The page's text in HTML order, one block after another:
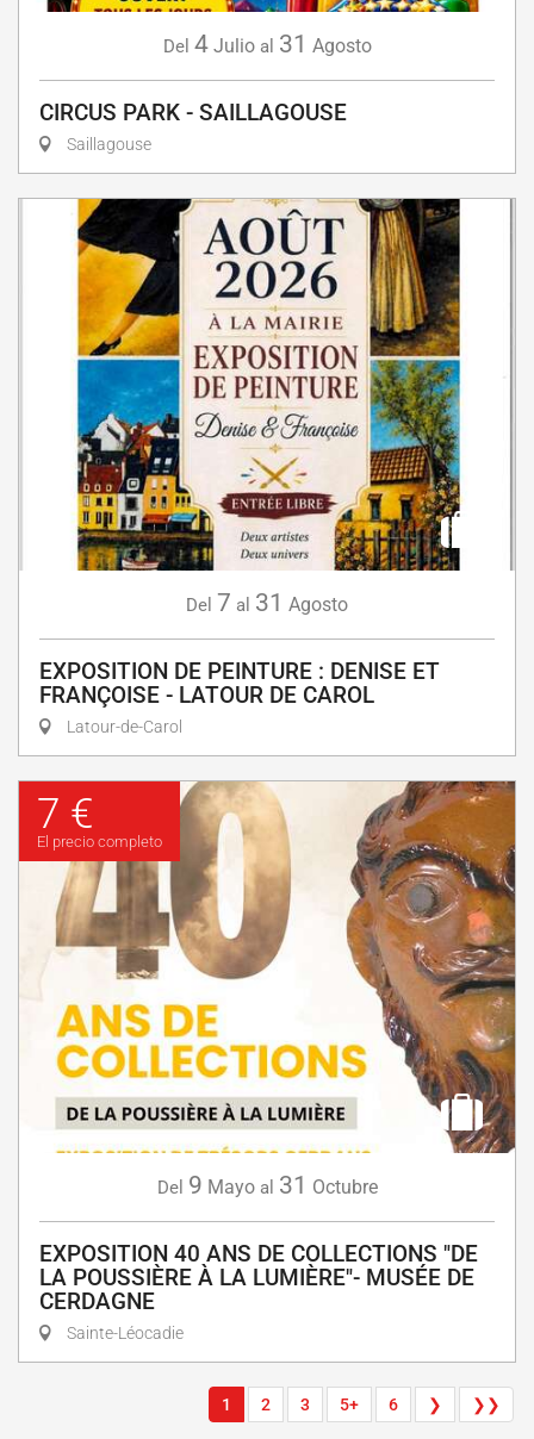
Del 4 Julio al 31 Agosto
CIRCUS PARK - SAILLAGOUSE
Saillagouse
Del 7 al 31 Agosto
EXPOSITION DE PEINTURE : DENISE ET
FRANÇOISE - LATOUR DE CAROL
Latour-de-Carol
7 €
El precio completo
Del 9 Mayo al 31 Octubre
EXPOSITION 40 ANS DE COLLECTIONS "DE
LA POUSSIÈRE À LA LUMIÈRE"- MUSÉE DE
CERDAGNE
Sainte-Léocadie
1 2 3 5+ 6 ❯ ❯❯